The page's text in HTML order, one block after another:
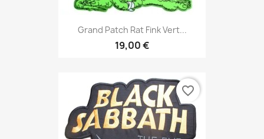
Grand Patch Rat Fink Vert...
19,00 €
favorite_border